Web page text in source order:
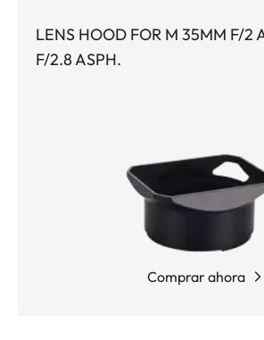
LENS HOOD FOR M 35MM F/2
F/2.8 ASPH.
Comprar ahora